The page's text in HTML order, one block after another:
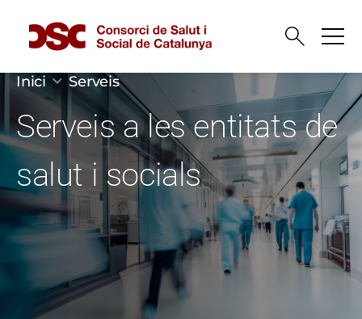
Fil d'ariadna
Inici Serveis
Serveis a les entitats de
salut i socials